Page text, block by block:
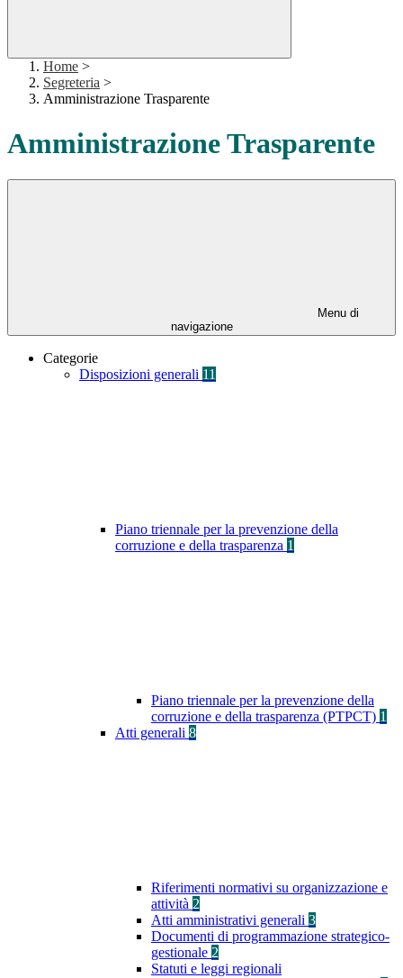
Home >
Segreteria >
Amministrazione Trasparente
Amministrazione Trasparente
Menu di
navigazione
Categorie
Disposizioni generali 11
Piano triennale per la prevenzione della
corruzione e della trasparenza 1
Piano triennale per la prevenzione della
corruzione e della trasparenza (PTPCT) 1
Atti generali 8
Riferimenti normativi su organizzazione e
attività 2
Atti amministrativi generali 3
Documenti di programmazione strategico-
gestionale 2
Statuti e leggi regionali